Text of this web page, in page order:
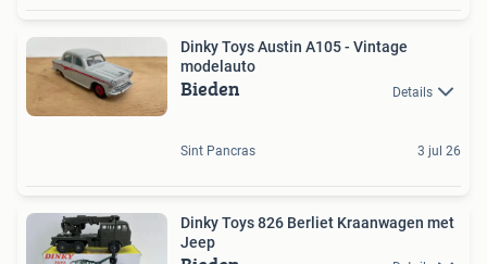
Dinky Toys Austin A105 - Vintage
modelauto
Bieden Details
Sint Pancras 3 jul 26
Dinky Toys 826 Berliet Kraanwagen met
Jeep